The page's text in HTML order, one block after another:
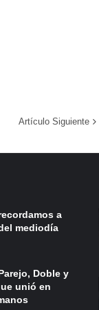
Artículo Siguiente
a
mediodía
Doble y
unió en